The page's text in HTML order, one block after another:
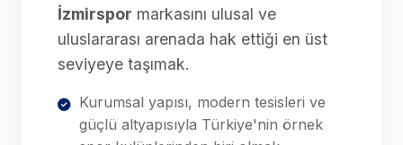
İzmirspor markasını ulusal ve
uluslararası arenada hak ettiği en üst
seviyeye taşımak.
Kurumsal yapısı, modern tesisleri ve
güçlü altyapısıyla Türkiye'nin örnek